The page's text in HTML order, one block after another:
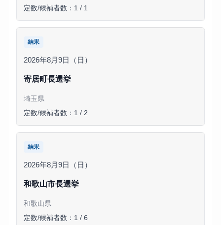
定数/候補者数：1 / 1
結果
2026年8月9日（日）
寄居町長選挙
埼玉県
定数/候補者数：1 / 2
結果
2026年8月9日（日）
和歌山市長選挙
和歌山県
定数/候補者数：1 / 6